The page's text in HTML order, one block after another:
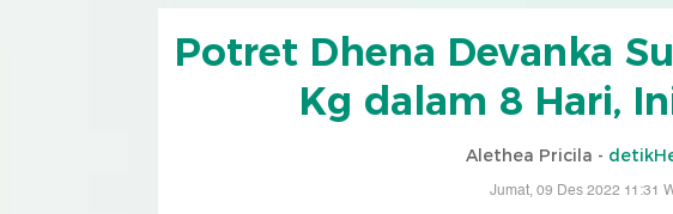
Potret Dhena Devanka
Kg dalam 8 Hari,
Alethea Pricila -
Jumat, 09 Des 2022 11:31